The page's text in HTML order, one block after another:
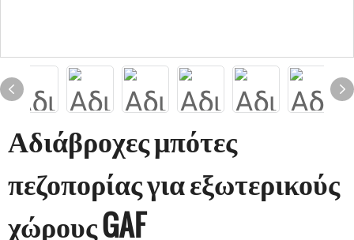
Αδιάβροχες μπότες
πεζοπορίας για εξωτερικούς
χώρους GAF